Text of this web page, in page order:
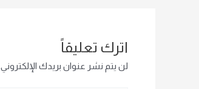
اترك تعليقاً
لن يتم نشر عنوان بريدك الإلكتروني.